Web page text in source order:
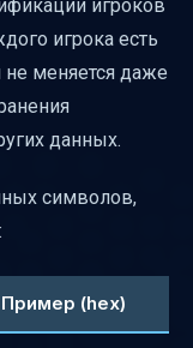
узнать UUIDигроков
игрока есть
меняется даже
данных.
символов,
Пример (hex)